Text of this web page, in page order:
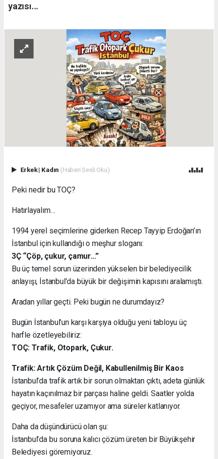
yazısı...
Erkek| Kadın (Haberi Sesli Oku)
Peki nedir bu TOÇ?
Hatırlayalım…
1994 yerel seçimlerine giderken Recep Tayyip Erdoğan’ın
İstanbul için kullandığı o meşhur sloganı:
3Ç “Çöp, çukur, çamur…”
Bu üç temel sorun üzerinden yükselen bir belediyecilik
anlayışı, İstanbul’da büyük bir değişimin kapısını aralamıştı.
Aradan yıllar geçti. Peki bugün ne durumdayız?
Bugün İstanbul’un karşı karşıya olduğu yeni tabloyu üç
harfle özetleyebiliriz:
TOÇ: Trafik, Otopark, Çukur.
Trafik: Artık Çözüm Değil, Kabullenilmiş Bir Kaos
İstanbul’da trafik artık bir sorun olmaktan çıktı, adeta günlük
hayatın kaçınılmaz bir parçası haline geldi. Saatler yolda
geçiyor, mesafeler uzamıyor ama süreler katlanıyor.
Daha da düşündürücü olan şu:
İstanbul’da bu soruna kalıcı çözüm üreten bir Büyükşehir
Belediyesi göremiyoruz.